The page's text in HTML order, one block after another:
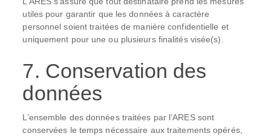
utiles pour garantir que les données à caractère
personnel soient traitées de manière confidentielle et
uniquement pour une ou plusieurs finalités visée(s).
7. Conservation des
données
L’ensemble des données traitées par l’ARES sont
conservées le temps nécessaire aux traitements opérés,